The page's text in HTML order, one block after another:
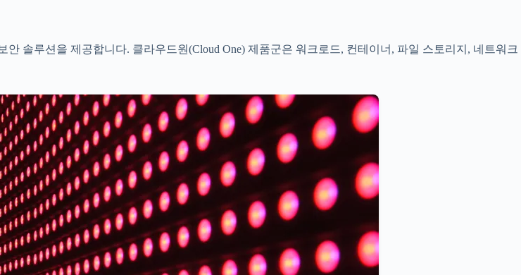
솔루션을 제공합니다. 클라우드원(Cloud One) 제품군은 워크로드, 컨테이너, 파일 스토리지, 네트워크